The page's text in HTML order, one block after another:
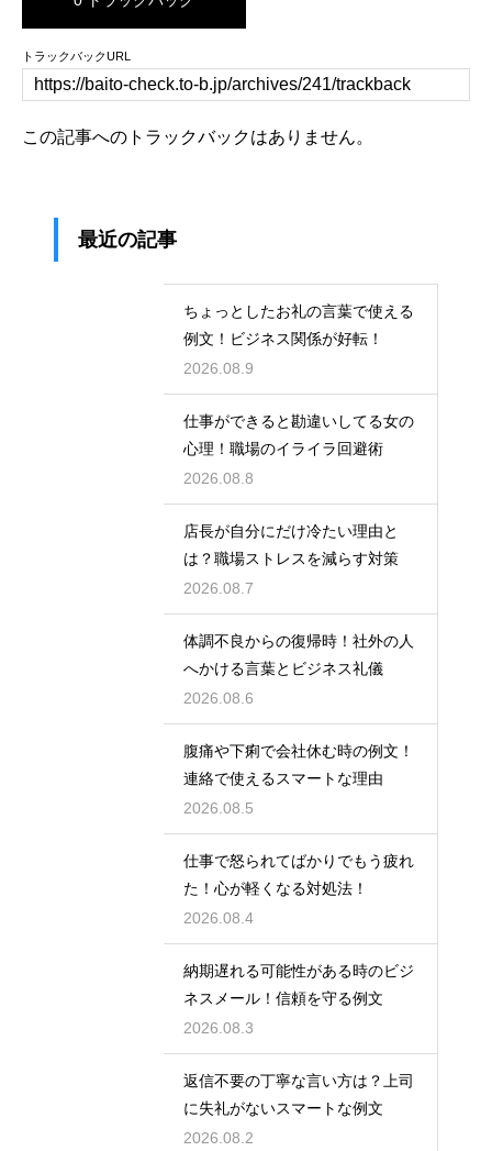
トラックバックURL
この記事へのトラックバックはありません。
最近の記事
ちょっとしたお礼の言葉で使える
例文！ビジネス関係が好転！
2026.08.9
仕事ができると勘違いしてる女の
心理！職場のイライラ回避術
2026.08.8
店長が自分にだけ冷たい理由と
は？職場ストレスを減らす対策
2026.08.7
体調不良からの復帰時！社外の人
へかける言葉とビジネス礼儀
2026.08.6
腹痛や下痢で会社休む時の例文！
連絡で使えるスマートな理由
2026.08.5
仕事で怒られてばかりでもう疲れ
た！心が軽くなる対処法！
2026.08.4
納期遅れる可能性がある時のビジ
ネスメール！信頼を守る例文
2026.08.3
返信不要の丁寧な言い方は？上司
に失礼がないスマートな例文
2026.08.2